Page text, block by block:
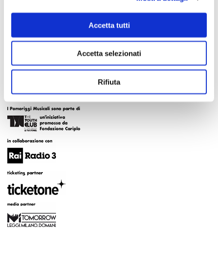
Accetta tutti
Accetta selezionati
Rifiuta